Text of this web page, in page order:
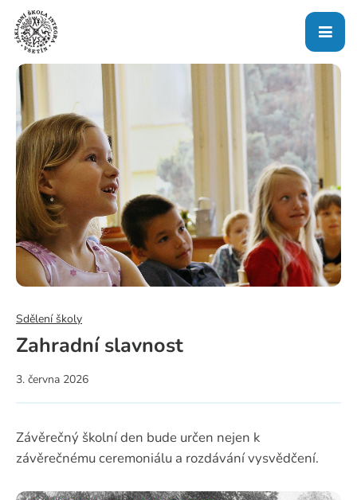
Sdělení školy
Zahradní slavnost
3. června 2026
Závěrečný školní den bude určen nejen k
závěrečnému ceremoniálu a rozdávání vysvědčení.